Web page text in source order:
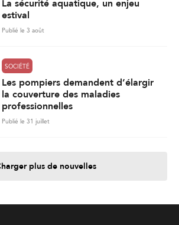
la couverture des maladies
professionnelles
Publié le 31 juillet
Charger plus de nouvelles
Je contribue